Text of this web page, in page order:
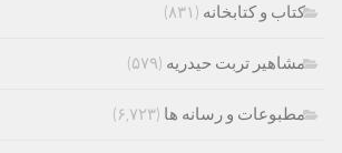
کتاب و کتابخانه (۸۳۱)
مشاهیر تربت حیدریه (۵۷۹)
مطبوعات و رسانه ها (۶,۷۲۳)